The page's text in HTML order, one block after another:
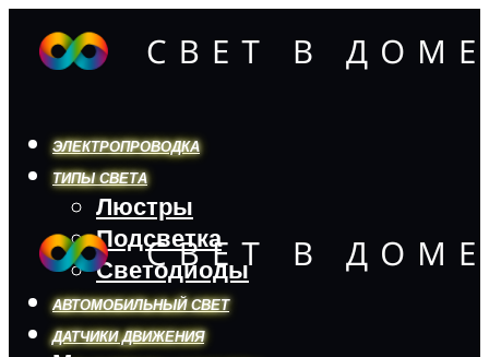
ЭЛЕКТРОПРОВОДКА
ТИПЫ СВЕТА
Люстры
Подсветка
Светодиоды
АВТОМОБИЛЬНЫЙ СВЕТ
ДАТЧИКИ ДВИЖЕНИЯ